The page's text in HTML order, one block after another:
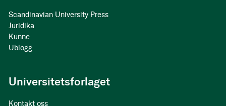
Scandinavian University Press
Juridika
Kunne
Ublogg
Universitetsforlaget
Kontakt oss